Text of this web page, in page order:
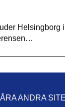
Helsingborg
ANDRA